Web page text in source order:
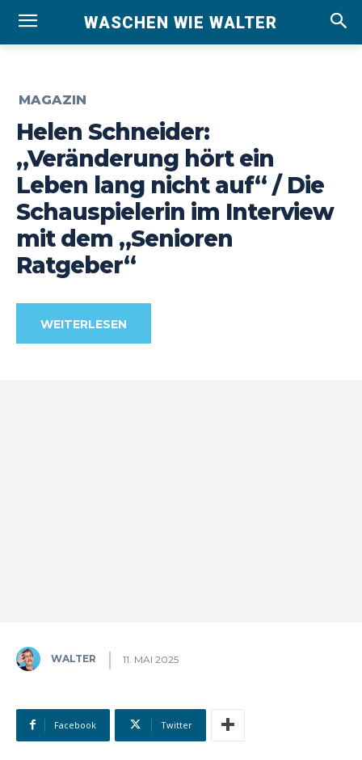
WASCHEN WIE WALTER
MAGAZIN
Helen Schneider:
„Veränderung hört ein
Leben lang nicht auf“ / Die
Schauspielerin im Interview
mit dem „Senioren
Ratgeber“
WEITERLESEN
WALTER 11. MAI 2025
Facebook Twitter